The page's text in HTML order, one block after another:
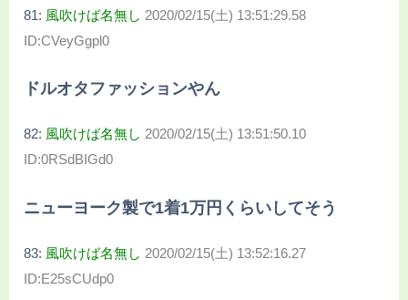
81: 風吹けば名無し 2020/02/15(土) 13:51:29.58
ID:CVeyGgpl0
ドルオタファッションやん
82: 風吹けば名無し 2020/02/15(土) 13:51:50.10
ID:0RSdBIGd0
ニューヨーク製で1着1万円くらいしてそう
83: 風吹けば名無し 2020/02/15(土) 13:52:16.27
ID:E25sCUdp0